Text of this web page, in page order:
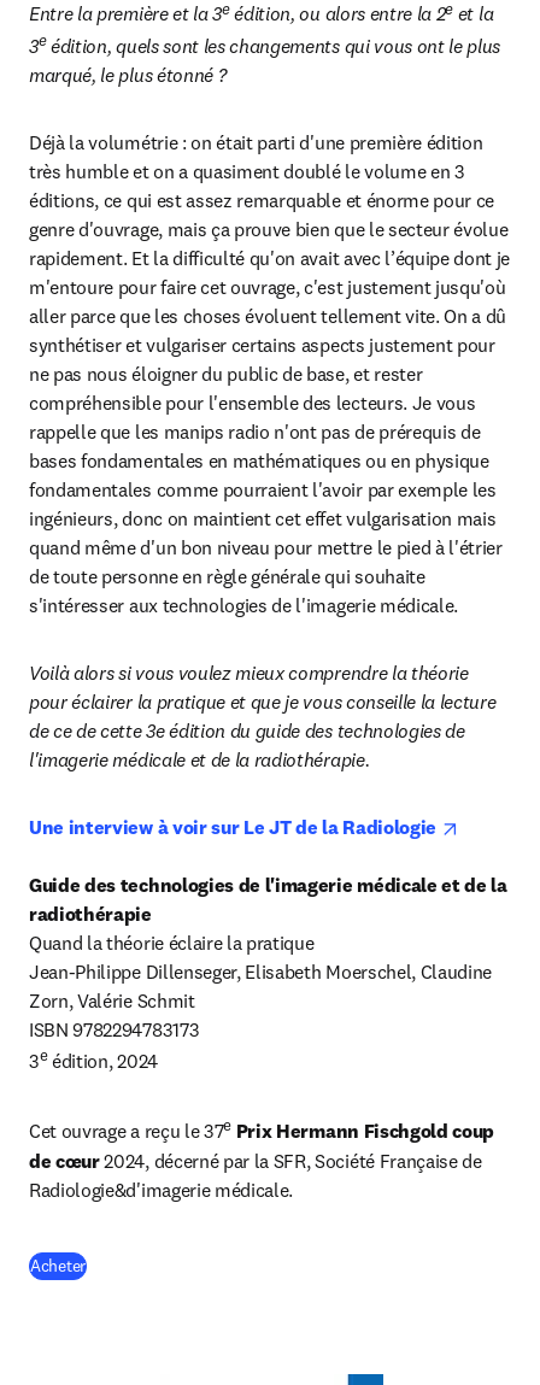
Entre la première et la 3e édition, ou alors entre la 2e et la
3e édition, quels sont les changements qui vous ont le plus
marqué, le plus étonné ?
Déjà la volumétrie : on était parti d'une première édition
très humble et on a quasiment doublé le volume en 3
éditions, ce qui est assez remarquable et énorme pour ce
genre d'ouvrage, mais ça prouve bien que le secteur évolue
rapidement. Et la difficulté qu'on avait avec l’équipe dont je
m'entoure pour faire cet ouvrage, c'est justement jusqu'où
aller parce que les choses évoluent tellement vite. On a dû
synthétiser et vulgariser certains aspects justement pour
ne pas nous éloigner du public de base, et rester
compréhensible pour l'ensemble des lecteurs. Je vous
rappelle que les manips radio n'ont pas de prérequis de
bases fondamentales en mathématiques ou en physique
fondamentales comme pourraient l'avoir par exemple les
ingénieurs, donc on maintient cet effet vulgarisation mais
quand même d'un bon niveau pour mettre le pied à l'étrier
de toute personne en règle générale qui souhaite
s'intéresser aux technologies de l'imagerie médicale.
Voilà alors si vous voulez mieux comprendre la théorie
pour éclairer la pratique et que je vous conseille la lecture
de ce de cette 3e édition du guide des technologies de
l'imagerie médicale et de la radiothérapie.
Une interview à voir sur Le JT de la Radiologie
Guide des technologies de l'imagerie médicale et de la
radiothérapie
Quand la théorie éclaire la pratique
Jean-Philippe Dillenseger, Elisabeth Moerschel, Claudine
Zorn, Valérie Schmit
ISBN 9782294783173
3e édition, 2024
Cet ouvrage a reçu le 37e Prix Hermann Fischgold coup
de cœur 2024, décerné par la SFR, Société Française de
Radiologie&d'imagerie médicale.
Acheter(